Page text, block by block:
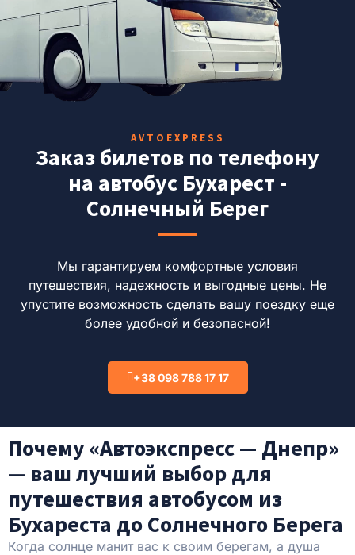
AVTOEXPRESS
Заказ билетов по телефону
на автобус Бухарест -
Солнечный Берег
Мы гарантируем комфортные условия
путешествия, надежность и выгодные цены. Не
упустите возможность сделать вашу поездку еще
более удобной и безопасной!
+38 098 788 17 17
Почему «Автоэкспресс — Днепр»
— ваш лучший выбор для
путешествия автобусом из
Бухареста до Солнечного Берега
Когда солнце манит вас к своим берегам, а душа